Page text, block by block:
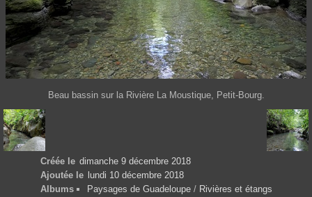
Beau bassin sur la Rivière La Moustique, Petit-Bourg.
Créée le dimanche 9 décembre 2018
Ajoutée le
lundi 10 décembre 2018
Albums
Paysages de Guadeloupe / Rivières et étangs